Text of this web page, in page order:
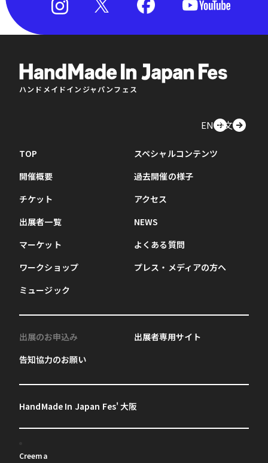
ハンドメイドインジャパンフェス
EN中文
TOP
開催概要
チケット
出展者一覧
マーケット
ワークショップ
ミュージック
スペシャルコンテンツ
過去開催の様子
アクセス
NEWS
よくある質問
プレス・メディアの方へ
出展のお申込み
告知協力のお願い
出展者専用サイト
HandMade In Japan Fes' 大阪
Creema